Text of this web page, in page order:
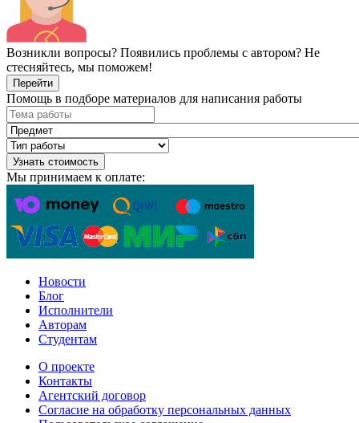
Возникли вопросы? Появились проблемы с автором? Не
стесняйтесь, мы поможем!
Перейти
Помощь в подборе материалов для написания работы
Узнать стоимость
Мы принимаем к оплате:
Новости
Блог
Исполнители
Авторам
Студентам
О проекте
Контакты
Агентский договор
Согласие на обработку персональных данных